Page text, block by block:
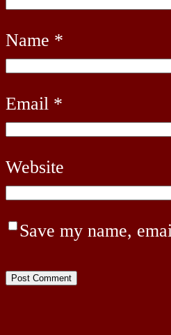
Name *
Email *
Website
Save my name,